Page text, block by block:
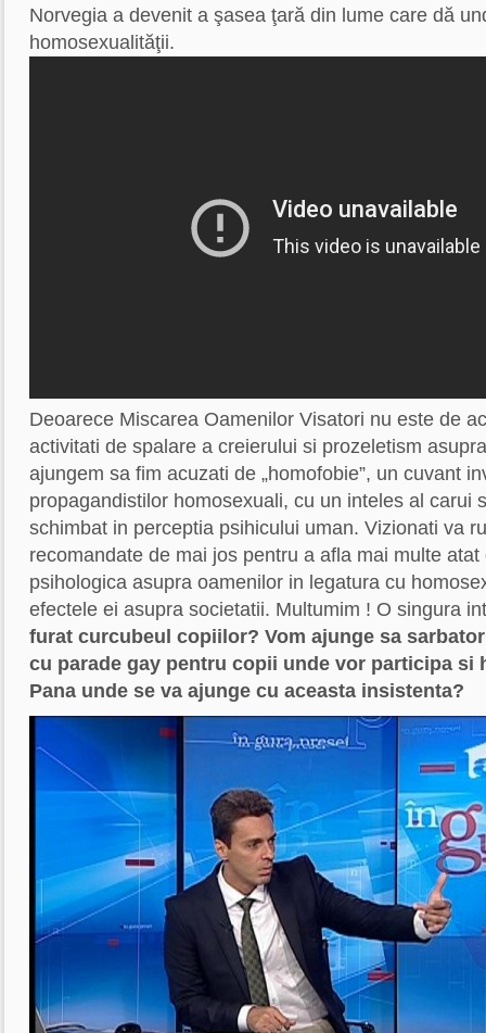
Norvegia a devenit a şasea ţară din lume care dă
homosexualităţii.
Deoarece Miscarea Oamenilor Visatori nu este de
activitati de spalare a creierului si prozeletism
ajungem sa fim acuzati de „homofobie”, un cuvant
propagandistilor homosexuali, cu un inteles al carui
schimbat in perceptia psihicului uman. Vizionati va
recomandate de mai jos pentru a afla mai multe
psihologica asupra oamenilor in legatura cu
efectele ei asupra societatii. Multumim ! O singura
furat curcubeul copiilor? Vom ajunge sa
cu parade gay pentru copii unde vor participa si
Pana unde se va ajunge cu aceasta insistenta?